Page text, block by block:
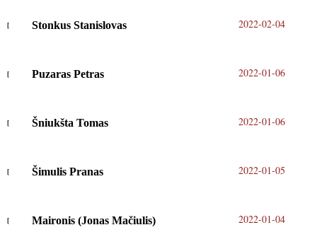
Stonkus Stanislovas 2022-02-04
Puzaras Petras 2022-01-06
Šniukšta Tomas 2022-01-06
Šimulis Pranas 2022-01-05
Maironis (Jonas Mačiulis) 2022-01-04